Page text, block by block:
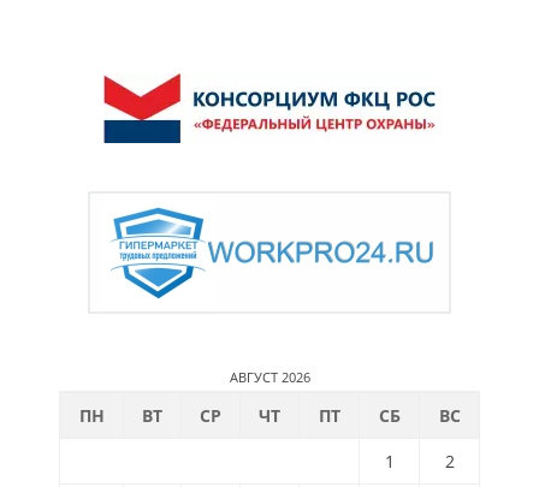
АВГУСТ 2026
ПН ВТ СР ЧТ ПТ СБ
ВС
1
2